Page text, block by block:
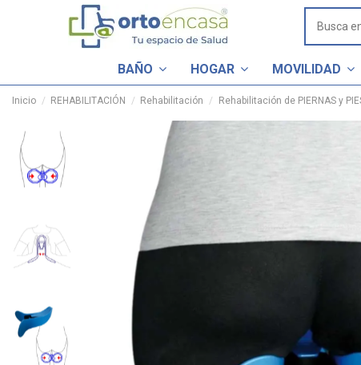
BAÑO HOGAR MOVILIDAD
Inicio REHABILITACIÓN Rehabilitación Rehabilitación de PIERNAS y